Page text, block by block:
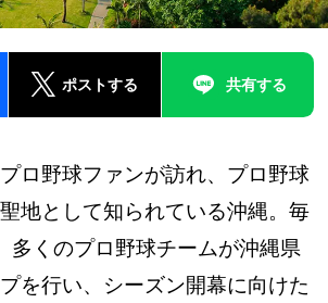
ポストする 共有する
ロ野球ファンが訪れ、プロ野球
地として知られている沖縄。毎
多くのプロ野球チームが沖縄県
を行い、シーズン開幕に向けた